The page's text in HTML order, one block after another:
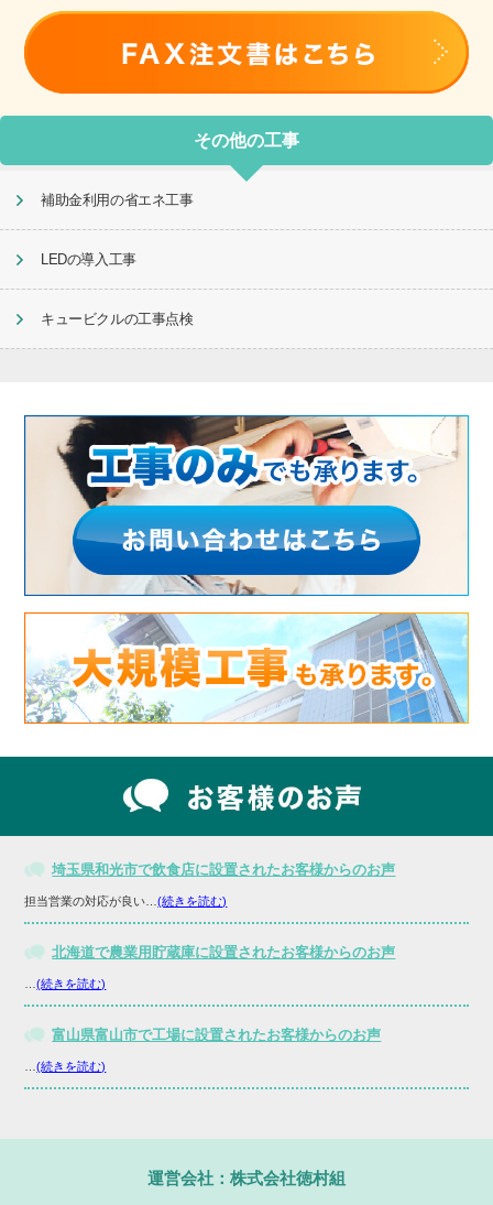
その他の工事
補助金利用の省エネ工事
LEDの導入工事
キュービクルの工事点検
埼玉県和光市で飲食店に設置されたお客様からのお声
担当営業の対応が良い…(続きを読む)
北海道で農業用貯蔵庫に設置されたお客様からのお声
…(続きを読む)
富山県富山市で工場に設置されたお客様からのお声
…(続きを読む)
運営会社：株式会社徳村組